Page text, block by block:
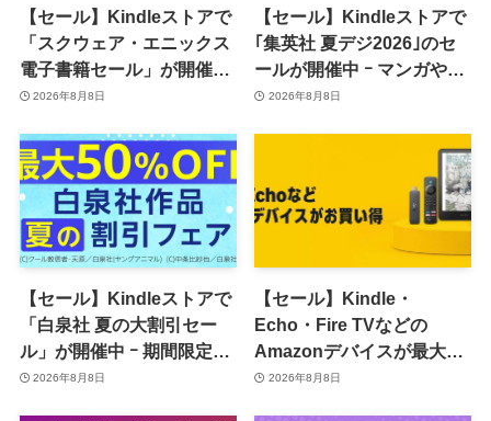
【セール】Kindleストアで
「スクウェア・エニックス
電子書籍セール」が開催中
ｰ コミックやゲーム関連書
2026年8月8日
【セール】Kindleストアで
｢集英社 夏デジ2026｣のセ
ールが開催中 ｰ マンガや写
真集など1,000冊以上が
2026年8月8日
【セール】Kindleストアで
「白泉社 夏の大割引セー
ル」が開催中 ｰ 期間限定
70％オフや全巻50％オフな
2026年8月8日
【セール】Kindle・
Echo・Fire TVなどの
Amazonデバイスが最大
31%オフに
2026年8月8日